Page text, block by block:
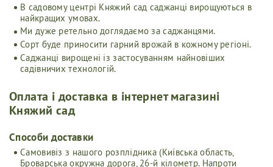
В садовому центрі Княжий сад саджанці вирощуються в
найкращих умовах.
Ми дуже ретельно доглядаємо за саджанцями.
Сорт буде приносити гарний врожай в кожному регіоні.
Саджанці вирощені із застосуванням найновіших
садівничих технологій.
Оплата і доставка в інтернет магазині
Княжий сад
Cпособи доставки
Самовивіз з нашого розплідника (Київська область,
Броварська окружна дорога, 26-й кілометр. Напроти